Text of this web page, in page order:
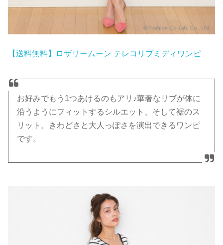
【送料無料】ロザリームーン テレコリブミディワンピ
お好みでもう1つあけるのもアリ♪華奢なリブが体に
沿うようにフィットするシルエット、そして裾のス
リット。きわどさと大人っぽさを演出できるワンピ
です。